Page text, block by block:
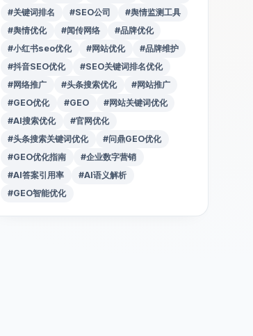
#关键词排名
#SEO公司
#舆情监测工具
#舆情优化
#闻传网络
#品牌优化
#小红书seo优化
#网站优化
#品牌维护
#抖音SEO优化
#SEO关键词排名优化
#网络推广
#头条搜索优化
#网站推广
#GEO优化
#GEO
#网站关键词优化
#AI搜索优化
#官网优化
#头条搜索关键词优化
#问鼎GEO优化
#GEO优化指南
#企业数字营销
#AI答案引用率
#AI语义解析
#GEO智能优化